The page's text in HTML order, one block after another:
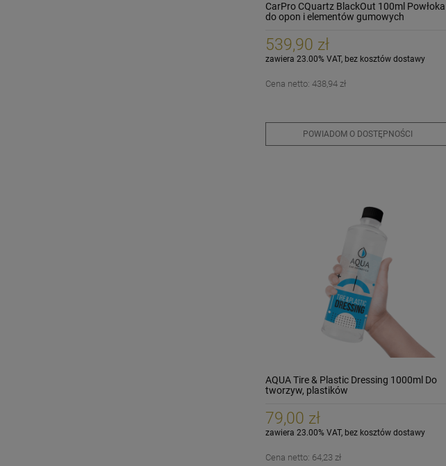
CarPro CQuartz BlackOut 100ml Powłoka
do opon i elementów gumowych
539,90 zł
zawiera 23.00% VAT, bez kosztów dostawy
Cena netto: 438,94 zł
POWIADOM O DOSTĘPNOŚCI
AQUA Tire & Plastic Dressing 1000ml Do
tworzyw, plastików
79,00 zł
zawiera 23.00% VAT, bez kosztów dostawy
Cena netto: 64,23 zł